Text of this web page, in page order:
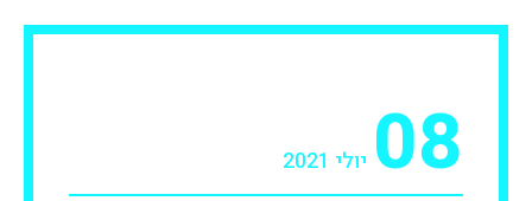
08 יולי 2021